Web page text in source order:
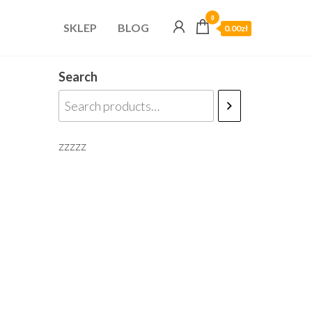
SKLEP BLOG
0
0.00zł
Search
zzzzz